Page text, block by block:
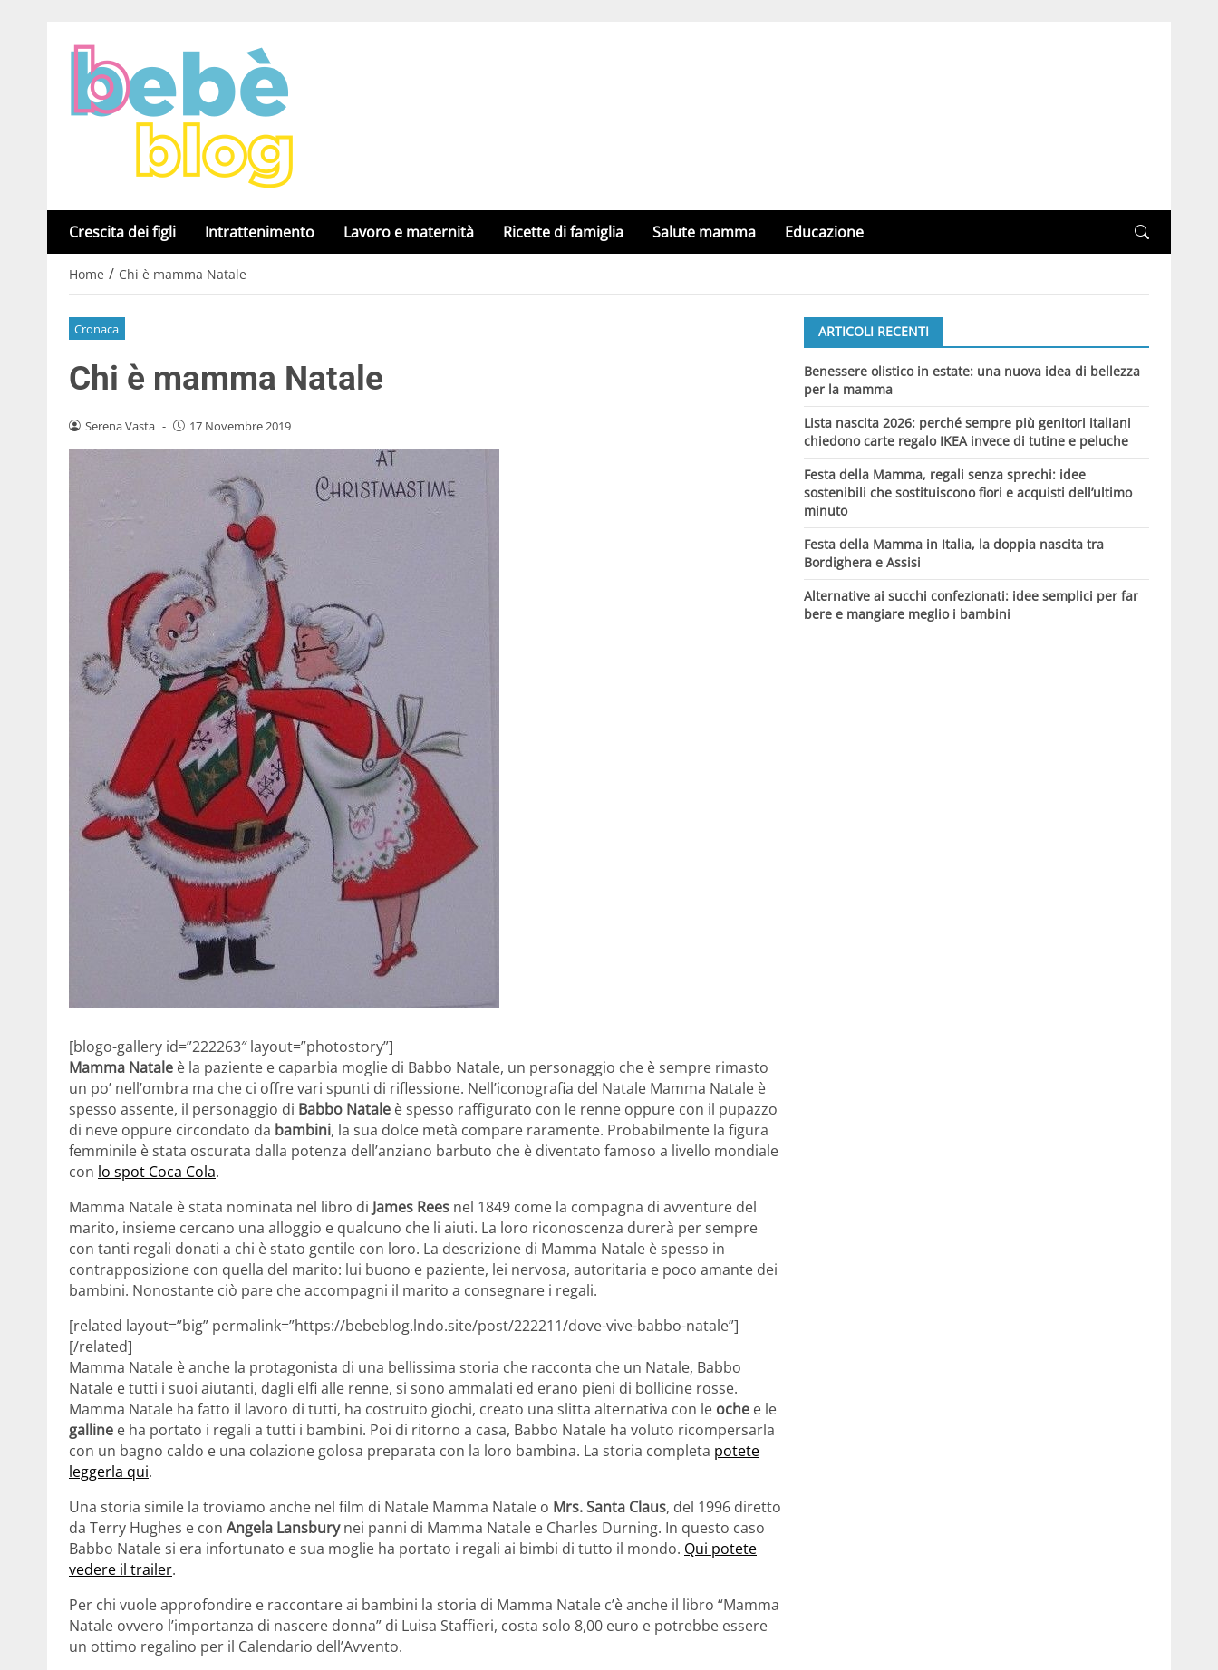
Crescita dei figli Intrattenimento Lavoro e maternità Ricette di famiglia Salute mamma Educazione
Home / Chi è mamma Natale
Cronaca
Chi è mamma Natale
Serena Vasta - 17 Novembre 2019
[blogo-gallery id=”222263″ layout=”photostory”]
Mamma Natale è la paziente e caparbia moglie di Babbo Natale, un personaggio che è sempre rimasto
un po’ nell’ombra ma che ci offre vari spunti di riflessione. Nell’iconografia del Natale Mamma Natale è
spesso assente, il personaggio di Babbo Natale è spesso raffigurato con le renne oppure con il pupazzo
di neve oppure circondato da bambini, la sua dolce metà compare raramente. Probabilmente la figura
femminile è stata oscurata dalla potenza dell’anziano barbuto che è diventato famoso a livello mondiale
con lo spot Coca Cola.
Mamma Natale è stata nominata nel libro di James Rees nel 1849 come la compagna di avventure del
marito, insieme cercano una alloggio e qualcuno che li aiuti. La loro riconoscenza durerà per sempre
con tanti regali donati a chi è stato gentile con loro. La descrizione di Mamma Natale è spesso in
contrapposizione con quella del marito: lui buono e paziente, lei nervosa, autoritaria e poco amante dei
bambini. Nonostante ciò pare che accompagni il marito a consegnare i regali.
[related layout=”big” permalink=”https://bebeblog.lndo.site/post/222211/dove-vive-babbo-natale”]
[/related]
Mamma Natale è anche la protagonista di una bellissima storia che racconta che un Natale, Babbo
Natale e tutti i suoi aiutanti, dagli elfi alle renne, si sono ammalati ed erano pieni di bollicine rosse.
Mamma Natale ha fatto il lavoro di tutti, ha costruito giochi, creato una slitta alternativa con le oche e le
galline e ha portato i regali a tutti i bambini. Poi di ritorno a casa, Babbo Natale ha voluto ricompersarla
con un bagno caldo e una colazione golosa preparata con la loro bambina. La storia completa potete
leggerla qui.
Una storia simile la troviamo anche nel film di Natale Mamma Natale o Mrs. Santa Claus, del 1996 diretto
da Terry Hughes e con Angela Lansburynei panni di Mamma Natale e Charles Durning. In questo caso
Babbo Natale si era infortunato e sua moglie ha portato i regali ai bimbi di tutto il mondo. Qui potete
vedere il trailer.
Per chi vuole approfondire e raccontare ai bambini la storia di Mamma Natale c’è anche il libro “Mamma
Natale ovvero l’importanza di nascere donna” di Luisa Staffieri, costa solo 8,00 euro e potrebbe essere
un ottimo regalino per il Calendario dell’Avvento.
ARTICOLI RECENTI
Benessere olistico in estate: una nuova idea di bellezza
per la mamma
Lista nascita 2026: perché sempre più genitori italiani
chiedono carte regalo IKEA invece di tutine e peluche
Festa della Mamma, regali senza sprechi: idee
sostenibili che sostituiscono fiori e acquisti dell’ultimo
minuto
Festa della Mamma in Italia, la doppia nascita tra
Bordighera e Assisi
Alternative ai succhi confezionati: idee semplici per far
bere e mangiare meglio i bambini